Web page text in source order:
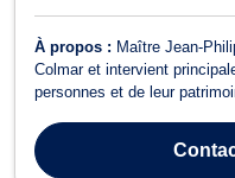
À propos : Maître Jean-
Colmar et intervient
personnes et de leur
proximité de la Cour
généraliste et trait...